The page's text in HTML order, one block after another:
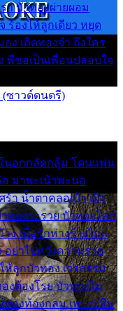
บัวทองผ่ายผอม
ร้องไห้ลูกเดียว หยุด
ง เถิดทองจ๋า ถึงใคร
พี่ขอเป็นเพื่อนปลอบใจ
(ซาวด์ดนตรี)
นอกกลัดกลุ้ม โดนแฟน
มาพะเน้าพะนอ
ร้า น้ำตาคลอเบ้า เฝ้า
ทองระรวย บัวทองโศก
ง เมื่อรักห่างร้างไกล
ย่าไปหวังความรวย
ห้ลูกบัวทอง เวรกรรม
งต้องโรย บัวทองไม่
องท้องกลม เพราะลืม